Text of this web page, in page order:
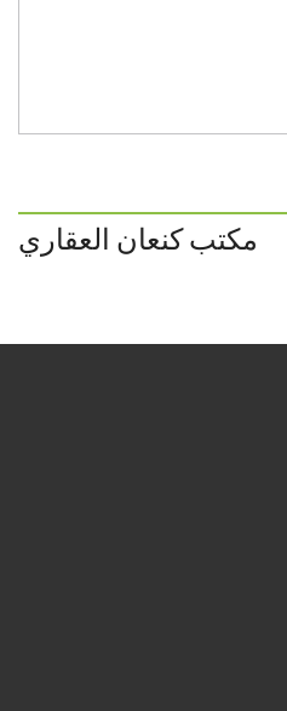
مكتب كنعان العقاري